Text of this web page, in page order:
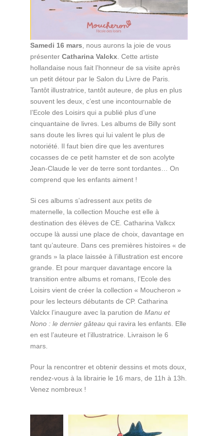
Samedi 16 mars , nous aurons la joie de vous
présenterCatharina Valckx . Cette artiste
hollandaise nous fait l’honneur de sa visite après
un petit détour par le Salon du Livre de Paris.
Tantôt illustratrice, tantôt auteure, de plus en plus
souvent les deux, c’est une incontournable de
l’Ecole des Loisirs qui a publié plus d’une
cinquantaine de livres. Les albums de Billy sont
sans doute les livres qui lui valent le plus de
notoriété. Il faut bien dire que les aventures
cocasses de ce petit hamster et de son acolyte
Jean-Claude le ver de terre sont tordantes… On
comprend que les enfants aiment !
Si ces albums s’adressent aux petits de
maternelle, la collection Mouche est elle à
destination des élèves de CE. Catharina Valkcx
occupe là aussi une place de choix, davantage en
tant qu’auteure. Dans ces premières histoires « de
grands » la place laissée à l’illustration est encore
grande. Et pour marquer davantage encore la
transition entre albums et romans, l’Ecole des
Loisirs vient de créer la collection « Moucheron »
pour les lecteurs débutants de CP. Catharina
Valckx l’inaugure avec la parution deManu et
Nono : le dernier gâteau qui ravira les enfants. Elle
en est l’auteure et l’illustratrice. Livraison le 6
mars.
Pour la rencontrer et obtenir dessins et mots doux,
rendez-vous à la librairie le 16 mars, de 11h à 13h.
Venez nombreux !